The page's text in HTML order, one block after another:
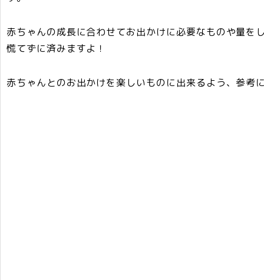
赤ちゃんの成長に合わせてお出かけに必要なものや量を
慌てずに済みますよ！
赤ちゃんとのお出かけを楽しいものに出来るよう、参考